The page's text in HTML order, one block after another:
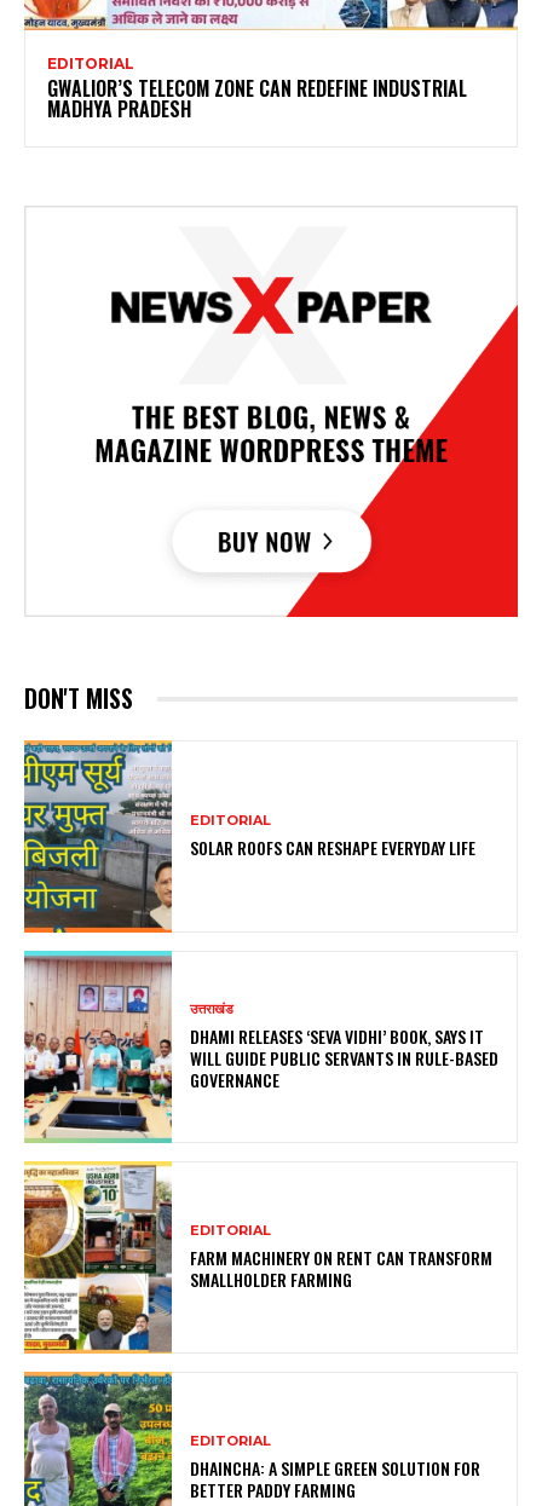
EDITORIAL
GWALIOR’S TELECOM ZONE CAN REDEFINE INDUSTRIAL
MADHYA PRADESH
DON'T MISS
EDITORIAL
SOLAR ROOFS CAN RESHAPE EVERYDAY LIFE
उत्तराखंड
DHAMI RELEASES ‘SEVA VIDHI’ BOOK, SAYS IT
WILL GUIDE PUBLIC SERVANTS IN RULE-BASED
GOVERNANCE
EDITORIAL
FARM MACHINERY ON RENT CAN TRANSFORM
SMALLHOLDER FARMING
EDITORIAL
DHAINCHA: A SIMPLE GREEN SOLUTION FOR
BETTER PADDY FARMING